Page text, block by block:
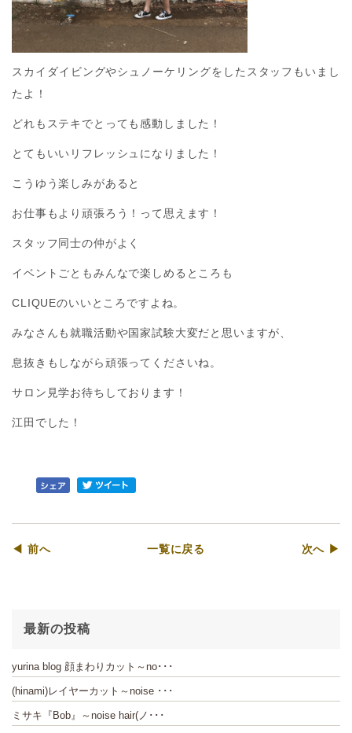
スカイダイビングやシュノーケリングをしたスタッフもいまし
たよ！
どれもステキでとっても感動しました！
とてもいいリフレッシュになりました！
こうゆう楽しみがあると
お仕事もより頑張ろう！って思えます！
スタッフ同士の仲がよく
イベントごともみんなで楽しめるところも
CLIQUEのいいところですよね。
みなさんも就職活動や国家試験大変だと思いますが、
息抜きもしながら頑張ってくださいね。
サロン見学お待ちしております！
江田でした！
◀ 前へ 一覧に戻る 次へ ▶
最新の投稿
yurina blog 顔まわりカット～no･･･
(hinami)レイヤーカット～noise ･･･
ミサキ『Bob』～noise hair(ノ･･･